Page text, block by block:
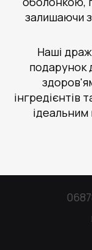
залишаючи
Наші
подарунок
інгредієнтів
ідеальним